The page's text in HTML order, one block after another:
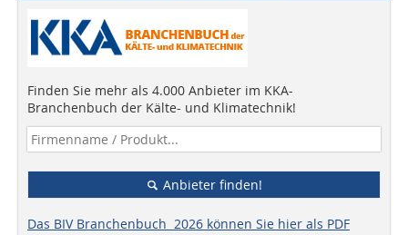
Finden Sie mehr als 4.000 Anbieter im KKA-
Branchenbuch der Kälte- und Klimatechnik!
Anbieter finden!
Das BIV Branchenbuch 2026 können Sie hier als PDF